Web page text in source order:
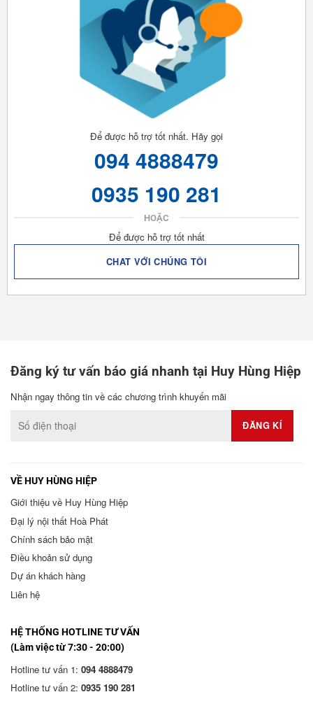
Để được hỗ trợ tốt nhất. Hãy gọi
094 4888479
0935 190 281
HOẶC
Để được hỗ trợ tốt nhất
CHAT VỚI CHÚNG TÔI
Đăng ký tư vấn báo giá nhanh tại Huy Hùng Hiệp
Nhận ngay thông tin về các chương trình khuyến mãi
VỀ HUY HÙNG HIỆP
Giới thiệu về Huy Hùng Hiệp
Đại lý nội thất Hoà Phát
Chính sách bảo mật
Điều khoản sử dụng
Dự án khách hàng
Liên hệ
HỆ THỐNG HOTLINE TƯ VẤN
(Làm việc từ 7:30 - 20:00)
Hotline tư vấn 1: 094 4888479
Hotline tư vấn 2: 0935 190 281